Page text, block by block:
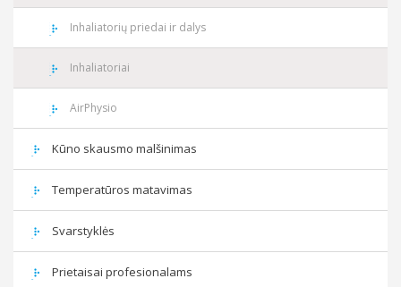
Inhaliatorių priedai ir dalys
Inhaliatoriai
AirPhysio
Kūno skausmo malšinimas
Temperatūros matavimas
Svarstyklės
Prietaisai profesionalams